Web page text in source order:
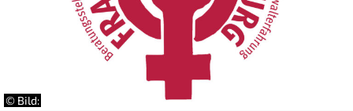
© Bild: